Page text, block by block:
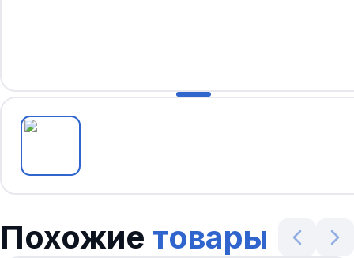
Похожие товары